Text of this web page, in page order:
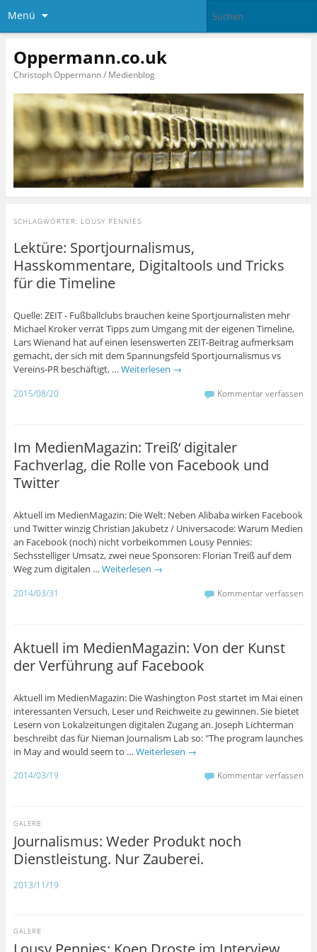
Menü
Oppermann.co.uk
Christoph Oppermann / Medienblog
SCHLAGWÖRTER: LOUSY PENNIES
Lektüre: Sportjournalismus,
Hasskommentare, Digitaltools und Tricks
für die Timeline
Quelle: ZEIT - Fußballclubs brauchen keine Sportjournalisten mehr
Michael Kroker verrät Tipps zum Umgang mit der eigenen Timeline,
Lars Wienand hat auf einen lesenswerten ZEIT-Beitrag aufmerksam
gemacht, der sich mit dem Spannungsfeld Sportjournalismus vs
Vereins-PR beschäftigt, … Weiterlesen →
2015/08/20 Kommentar verfassen
Im MedienMagazin: Treiß‘ digitaler
Fachverlag, die Rolle von Facebook und
Twitter
Aktuell im MedienMagazin: Die Welt: Neben Alibaba wirken Facebook
und Twitter winzig Christian Jakubetz / Universacode: Warum Medien
an Facebook (noch) nicht vorbeikommen Lousy Pennies:
Sechsstelliger Umsatz, zwei neue Sponsoren: Florian Treiß auf dem
Weg zum digitalen … Weiterlesen →
2014/03/31 Kommentar verfassen
Aktuell im MedienMagazin: Von der Kunst
der Verführung auf Facebook
Aktuell im MedienMagazin: Die Washington Post startet im Mai einen
interessanten Versuch, Leser und Reichweite zu gewinnen. Sie bietet
Lesern von Lokalzeitungen digitalen Zugang an. Joseph Lichterman
beschreibt das für Nieman Journalism Lab so: "The program launches
in May and would seem to … Weiterlesen →
2014/03/19 Kommentar verfassen
Journalismus: Weder Produkt noch
Dienstleistung. Nur Zauberei.
GALERIE
2013/11/19
GALERIE